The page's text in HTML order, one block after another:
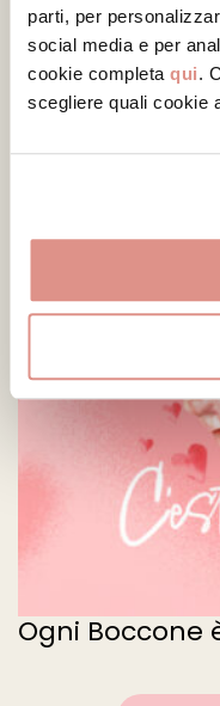
parti, per
social media e per
cookie completa qui.
scegliere quali cookie
Ogni Boccone